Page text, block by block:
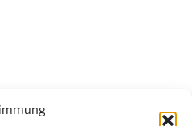
,Interkulturelle